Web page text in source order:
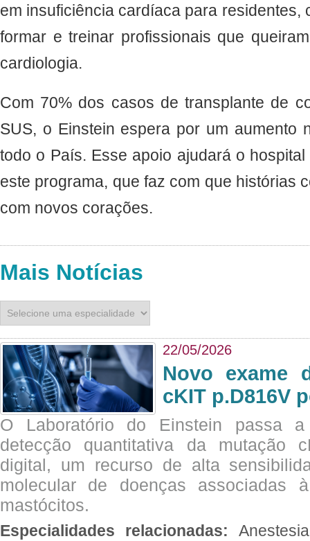
em insuficiência cardíaca para residentes,
formar e treinar profissionais que
cardiologia.
Com 70% dos casos de transplante de
SUS, o Einstein espera por um aumento
todo o País. Esse apoio ajudará o
este programa, que faz com que histórias
com novos corações.
Mais Notícias
22/05/2026
Novo exame
cKIT p.D816V
O Laboratório do Einstein passa
detecção quantitativa da mutação
digital, um recurso de alta
molecular de doenças associadas
mastócitos.
Especialidades relacionadas: